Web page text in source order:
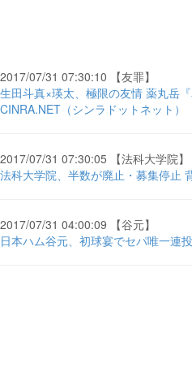
2017/07/31 07:30:10 【友罪】
生田斗真×瑛太、極限の友情 薬丸岳
CINRA.NET（シンラドットネット）
2017/07/31 07:30:05 【法科大学院】
法科大学院、半数が廃止・募集停止
2017/07/31 04:00:09 【谷元】
日本ハム谷元、初球宴でセパ唯一連